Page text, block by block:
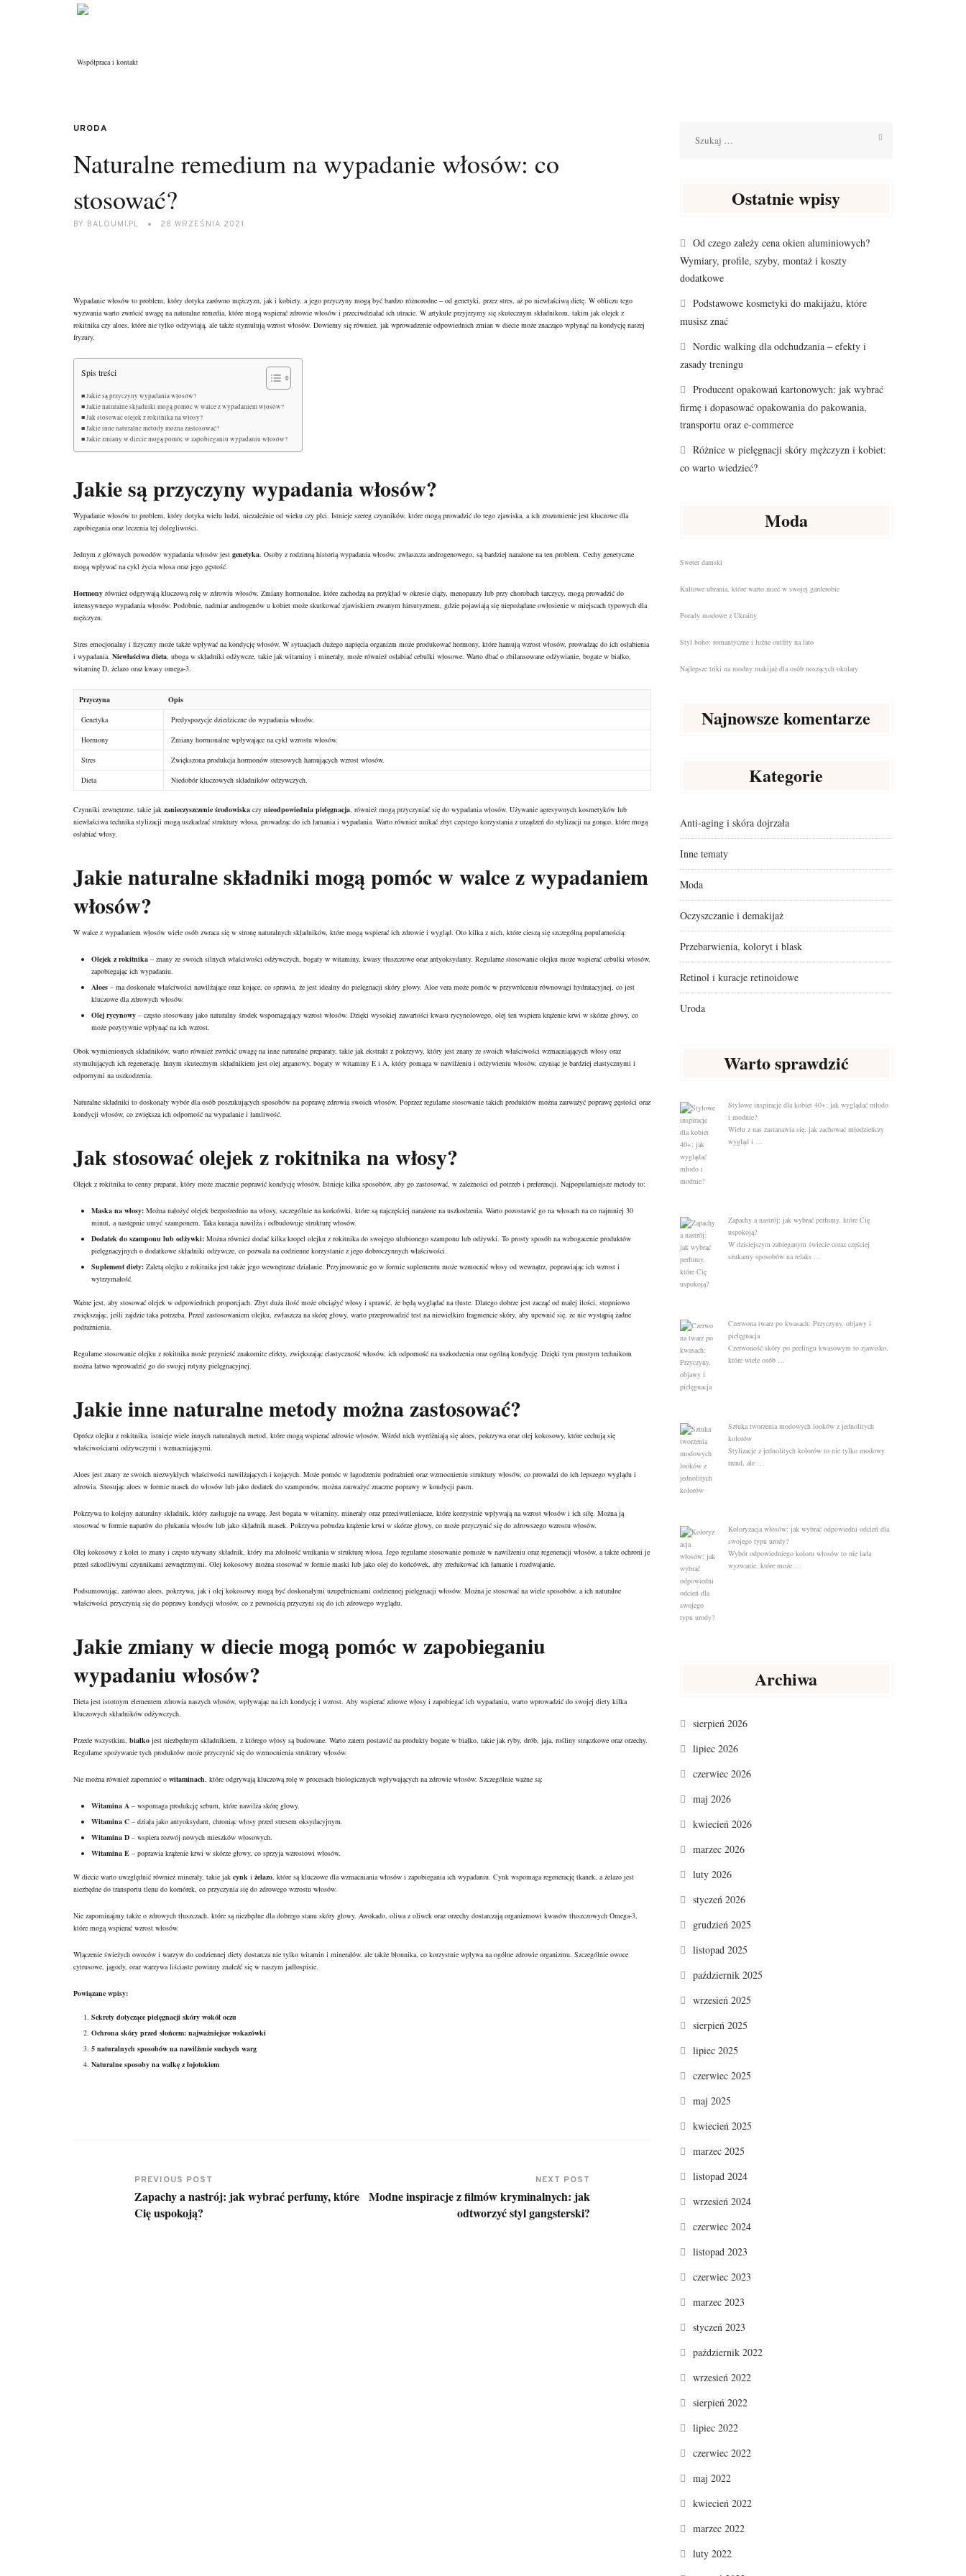
Współpraca i kontakt
URODA
Naturalne remedium na wypadanie włosów: co
stosować?
BY BALOUMI.PL 28 WRZEŚNIA 2021
Wypadanie włosów to problem, który dotyka zarówno mężczyzn, jak i kobiety, a jego przyczyny mogą być bardzo różnorodne – od genetyki, przez stres, aż po niewłaściwą dietę. W obliczu tego
wyzwania warto zwrócić uwagę na naturalne remedia, które mogą wspierać zdrowie włosów i przeciwdziałać ich utracie. W artykule przyjrzymy się skutecznym składnikom, takim jak olejek z
rokitnika czy aloes, które nie tylko odżywiają, ale także stymulują wzrost włosów. Dowiemy się również, jak wprowadzenie odpowiednich zmian w diecie może znacząco wpłynąć na kondycję naszej
fryzury.
Spis treści
Jakie są przyczyny wypadania włosów?
Jakie naturalne składniki mogą pomóc w walce z wypadaniem włosów?
Jak stosować olejek z rokitnika na włosy?
Jakie inne naturalne metody można zastosować?
Jakie zmiany w diecie mogą pomóc w zapobieganiu wypadaniu włosów?
Jakie są przyczyny wypadania włosów?
Wypadanie włosów to problem, który dotyka wielu ludzi, niezależnie od wieku czy płci. Istnieje szereg czynników, które mogą prowadzić do tego zjawiska, a ich zrozumienie jest kluczowe dla
zapobiegania oraz leczenia tej dolegliwości.
Jednym z głównych powodów wypadania włosów jest genetyka. Osoby z rodzinną historią wypadania włosów, zwłaszcza androgenowego, są bardziej narażone na ten problem. Cechy genetyczne
mogą wpływać na cykl życiawłosaoraz jego gęstość.
Hormony również odgrywają kluczową rolę w zdrowiu włosów. Zmiany hormonalne, które zachodzą na przykład w okresie ciąży, menopauzy lub przy chorobach tarczycy, mogą prowadzić do
intensywnego wypadania włosów. Podobnie, nadmiar androgenów u kobiet może skutkować zjawiskiem zwanym hirsutyzmem, gdzie pojawiają się niepożądane owłosienie w miejscach typowych dla
mężczyzn.
Stres emocjonalny i fizyczny może także wpływać na kondycję włosów. W sytuacjach dużego napięcia organizm może produkować hormony, które hamują wzrost włosów, prowadząc do ich osłabienia
i wypadania. Niewłaściwa dieta, uboga w składniki odżywcze, takie jak witaminy i minerały, może również osłabiać cebulki włosowe. Warto dbać o zbilansowane odżywianie, bogate w białko,
witaminę D, żelazo oraz kwasy omega-3.
Przyczyna
Opis
Genetyka
Predyspozycje dziedziczne do wypadania włosów.
Hormony
Zmiany hormonalne wpływające na cykl wzrostu włosów.
Stres
Zwiększona produkcja hormonów stresowych hamujących wzrost włosów.
Dieta
Niedobór kluczowych składników odżywczych.
Czynniki zewnętrzne, takie jak zanieczyszczenie środowiska czy nieodpowiednia pielęgnacja , również mogą przyczyniać się do wypadania włosów. Używanie agresywnych kosmetyków lub
niewłaściwa technika stylizacji mogą uszkadzać struktury włosa, prowadząc do ich łamania i wypadania. Warto również unikać zbyt częstego korzystania z urządzeń do stylizacji na gorąco, które mogą
osłabiać włosy.
Jakie naturalne składniki mogą pomóc w walce z wypadaniem
włosów?
W walce z wypadaniem włosów wiele osób zwraca się w stronę naturalnych składników, które mogą wspierać ich zdrowie i wygląd. Oto kilka z nich, które cieszą się szczególną popularnością:
Olejek z rokitnika – znany ze swoich silnych właściwości odżywczych, bogaty w witaminy, kwasy tłuszczowe oraz antyoksydanty. Regularne stosowanie olejku może wspierać cebulki włosów,
zapobiegając ich wypadaniu.
Aloes – ma doskonałe właściwości nawilżające oraz kojące, co sprawia, że jest idealny do pielęgnacji skóry głowy. Aloe vera może pomóc w przywróceniu równowagi hydratacyjnej, co jest
kluczowe dla zdrowych włosów.
Olej rycynowy – często stosowany jako naturalny środek wspomagający wzrost włosów. Dzięki wysokiej zawartości kwasu rycynolowego, olej ten wspiera krążenie krwi w skórze głowy, co
może pozytywnie wpłynąć na ich wzrost.
Obok wymienionych składników, warto również zwrócić uwagę na inne naturalne preparaty, takie jak ekstrakt z pokrzywy, który jest znany ze swoich właściwości wzmacniających włosy oraz
stymulujących ich regenerację. Innym skutecznym składnikiem jest olej arganowy, bogaty w witaminy E i A, który pomaga w nawilżeniu i odżywieniu włosów, czyniąc je bardziej elastycznymi i
odpornymi na uszkodzenia.
Naturalne składniki to doskonały wybór dla osób poszukujących sposobów na poprawę zdrowia swoich włosów. Poprzez regularne stosowanie takich produktów można zauważyć poprawę gęstości oraz
kondycji włosów, co zwiększa ich odporność na wypadanie i łamliwość.
Jak stosować olejek z rokitnika na włosy?
Olejek z rokitnika to cenny preparat, który może znacznie poprawić kondycję włosów. Istnieje kilka sposobów, aby go zastosować, w zależności od potrzeb i preferencji. Najpopularniejsze metody to:
Maska na włosy: Można nałożyć olejek bezpośrednio na włosy, szczególnie na końcówki, które są najczęściej narażone na uszkodzenia. Warto pozostawić go na włosach na co najmniej 30
minut, a następnie umyć szamponem. Taka kuracja nawilża i odbudowuje strukturę włosów.
Dodatek do szamponu lub odżywki: Można również dodać kilka kropel olejku z rokitnika do swojego ulubionego szamponu lub odżywki. To prosty sposób na wzbogacenie produktów
pielęgnacyjnych o dodatkowe składniki odżywcze, co pozwala na codzienne korzystanie z jego dobroczynnych właściwości.
Suplement diety: Zaletą olejku z rokitnika jest także jego wewnętrzne działanie. Przyjmowanie go w formie suplementu może wzmocnić włosy od wewnątrz, poprawiając ich wzrost i
wytrzymałość.
Ważne jest, aby stosować olejek w odpowiednich proporcjach. Zbyt duża ilość może obciążyć włosy i sprawić, że będą wyglądać na tłuste. Dlatego dobrze jest zacząć od małej ilości, stopniowo
zwiększając, jeśli zajdzie taka potrzeba. Przed zastosowaniem olejku, zwłaszcza na skórę głowy, warto przeprowadzić test na niewielkim fragmencie skóry, aby upewnić się, że nie wystąpią żadne
podrażnienia.
Regularne stosowanie olejku z rokitnika może przynieść znakomite efekty, zwiększając elastyczność włosów, ich odporność na uszkodzenia oraz ogólną kondycję. Dzięki tym prostym technikom
można łatwo wprowadzić go do swojej rutyny pielęgnacyjnej.
Jakie inne naturalne metody można zastosować?
Oprócz olejku z rokitnika, istnieje wiele innych naturalnych metod, które mogą wspierać zdrowie włosów. Wśród nich wyróżniają się aloes, pokrzywa oraz olej kokosowy, które cechują się
właściwościami odżywczymi i wzmacniającymi.
Aloes jest znany ze swoich niezwykłych właściwości nawilżających i kojących. Może pomóc w łagodzeniu podrażnień oraz wzmocnieniu struktury włosów, co prowadzi do ich lepszego wyglądu i
zdrowia. Stosując aloes w formie masek do włosów lub jako dodatek do szamponów, można zauważyć znaczne poprawy w kondycji pasm.
Pokrzywa to kolejny naturalny składnik, który zasługuje na uwagę. Jest bogata w witaminy, minerały oraz przeciwutleniacze, które korzystnie wpływają na wzrost włosów i ich siłę. Można ją
stosować w formie naparów do płukania włosów lub jako składnik masek. Pokrzywa pobudza krążenie krwi w skórze głowy, co może przyczynić się do zdrowszego wzrostu włosów.
Olej kokosowy z kolei to znany i często używany składnik, który ma zdolność wnikania w strukturę włosa. Jego regularne stosowanie pomoże w nawilżeniu oraz regeneracji włosów, a także ochroni je
przed szkodliwymi czynnikami zewnętrznymi. Olej kokosowy można stosować w formie maski lub jako olej do końcówek, aby zredukować ich łamanie i rozdwajanie.
Podsumowując, zarówno aloes, pokrzywa, jak i olej kokosowy mogą być doskonałymi uzupełnieniami codziennej pielęgnacji włosów. Można je stosować na wiele sposobów, a ich naturalne
właściwości przyczynią się do poprawy kondycji włosów, co z pewnością przyczyni się do ich zdrowego wyglądu.
Jakie zmiany w diecie mogą pomóc w zapobieganiu
wypadaniu włosów?
Dieta jest istotnym elementem zdrowia naszych włosów, wpływając na ich kondycję i wzrost. Aby wspierać zdrowe włosy i zapobiegać ich wypadaniu, warto wprowadzić do swojej diety kilka
kluczowych składników odżywczych.
Przede wszystkim, białko jest niezbędnym składnikiem, z którego włosy są budowane. Warto zatem postawić na produkty bogate w białko, takie jak ryby, drób, jaja, rośliny strączkowe oraz orzechy.
Regularne spożywanie tych produktów może przyczynić się do wzmocnienia struktury włosów.
Nie można również zapomnieć o witaminach , które odgrywają kluczową rolę w procesach biologicznych wpływających na zdrowie włosów. Szczególnie ważne są:
Witamina A – wspomaga produkcję sebum, które nawilża skórę głowy.
Witamina C – działa jako antyoksydant, chroniąc włosy przed stresem oksydacyjnym.
Witamina D – wspiera rozwój nowych mieszków włosowych.
Witamina E – poprawia krążenie krwi w skórze głowy, co sprzyja wzrostowi włosów.
W diecie warto uwzględnić również minerały, takie jak cynk i żelazo , które są kluczowe dla wzmacniania włosów i zapobiegania ich wypadaniu. Cynk wspomaga regenerację tkanek, a żelazo jest
niezbędne do transportu tlenu do komórek, co przyczynia się do zdrowego wzrostu włosów.
Nie zapominajmy także o zdrowych tłuszczach, które są niezbędne dla dobrego stanu skóry głowy. Awokado, oliwa z oliwek oraz orzechy dostarczają organizmowi kwasów tłuszczowych Omega-3,
które mogą wspierać wzrost włosów.
Włączenie świeżych owoców i warzyw do codziennej diety dostarcza nie tylko witamin i minerałów, ale także błonnika, co korzystnie wpływa na ogólne zdrowie organizmu. Szczególnie owoce
cytrusowe, jagody, oraz warzywa liściaste powinny znaleźć się w naszym jadłospisie.
Powiązane wpisy:
Sekrety dotyczące pielęgnacji skóry wokół oczu
Ochrona skóry przed słońcem: najważniejsze wskazówki
5 naturalnych sposobów na nawilżenie suchych warg
Naturalne sposoby na walkę z łojotokiem
PREVIOUS POST
Zapachy a nastrój: jak wybrać perfumy, które
Cię uspokoją?
NEXT POST
Modne inspiracje z filmów kryminalnych: jak
odtworzyć styl gangsterski?
Ostatnie wpisy
Od czego zależy cena okien aluminiowych?
Wymiary, profile, szyby, montaż i koszty
dodatkowe
Podstawowe kosmetyki do makijażu, które
musisz znać
Nordic walking dla odchudzania – efekty i
zasady treningu
Producent opakowań kartonowych: jak wybrać
firmę i dopasować opakowania do pakowania,
transportu oraz e-commerce
Różnice w pielęgnacji skóry mężczyzn i kobiet:
co warto wiedzieć?
Moda
Sweter damski
Kultowe ubrania, które warto mieć w swojej garderobie
Porady modowe z Ukrainy
Styl boho: romantyczne i luźne outfity na lato
Najlepsze triki na modny makijaż dla osób noszących okulary
Najnowsze komentarze
Kategorie
Anti-aging i skóra dojrzała
Inne tematy
Moda
Oczyszczanie i demakijaż
Przebarwienia, koloryt i blask
Retinol i kuracje retinoidowe
Uroda
Warto sprawdzić
Stylowe inspiracje dla kobiet 40+: jak wyglądać młodo
i modnie?
Wielu z nas zastanawia się, jak zachować młodzieńczy
wygląd i …
Zapachy a nastrój: jak wybrać perfumy, które Cię
uspokoją?
W dzisiejszym zabieganym świecie coraz częściej
szukamy sposobów na relaks …
Czerwona twarz po kwasach: Przyczyny, objawy i
pielęgnacja
Czerwoność skóry po peelingu kwasowym to zjawisko,
które wiele osób …
Sztuka tworzenia modowych looków z jednolitych
kolorów
Stylizacje z jednolitych kolorów to nie tylko modowy
trend, ale …
Koloryzacja włosów: jak wybrać odpowiedni odcień dla
swojego typu urody?
Wybór odpowiedniego koloru włosów to nie lada
wyzwanie, które może …
Archiwa
sierpień 2026
lipiec 2026
czerwiec 2026
maj 2026
kwiecień 2026
marzec 2026
luty 2026
styczeń 2026
grudzień 2025
listopad 2025
październik 2025
wrzesień 2025
sierpień 2025
lipiec 2025
czerwiec 2025
maj 2025
kwiecień 2025
marzec 2025
listopad 2024
wrzesień 2024
czerwiec 2024
listopad 2023
czerwiec 2023
marzec 2023
styczeń 2023
październik 2022
wrzesień 2022
sierpień 2022
lipiec 2022
czerwiec 2022
maj 2022
kwiecień 2022
marzec 2022
luty 2022